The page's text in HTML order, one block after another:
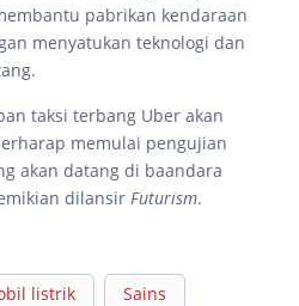
pabrikan kendaraan
menyatukan teknologi dan
taksi terbang Uber akan
memulai pengujian
akan datang di baandara
dilansir Futurism.
listrik Sains